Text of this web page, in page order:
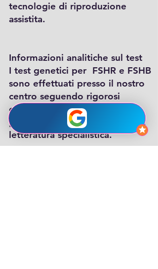
tecnologie di riproduzione
assistita.
Informazioni analitiche sul test
I test genetici per FSHR e FSHB
sono effettuati presso il nostro
centro seguendo rigorosi
controlli di qualità, utilizzando
protocolli analitici validati dalla
letteratura specialistica.